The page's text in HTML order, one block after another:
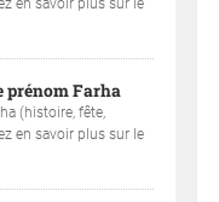
prénom Farha
(histoire, fête,
en savoir plus sur le